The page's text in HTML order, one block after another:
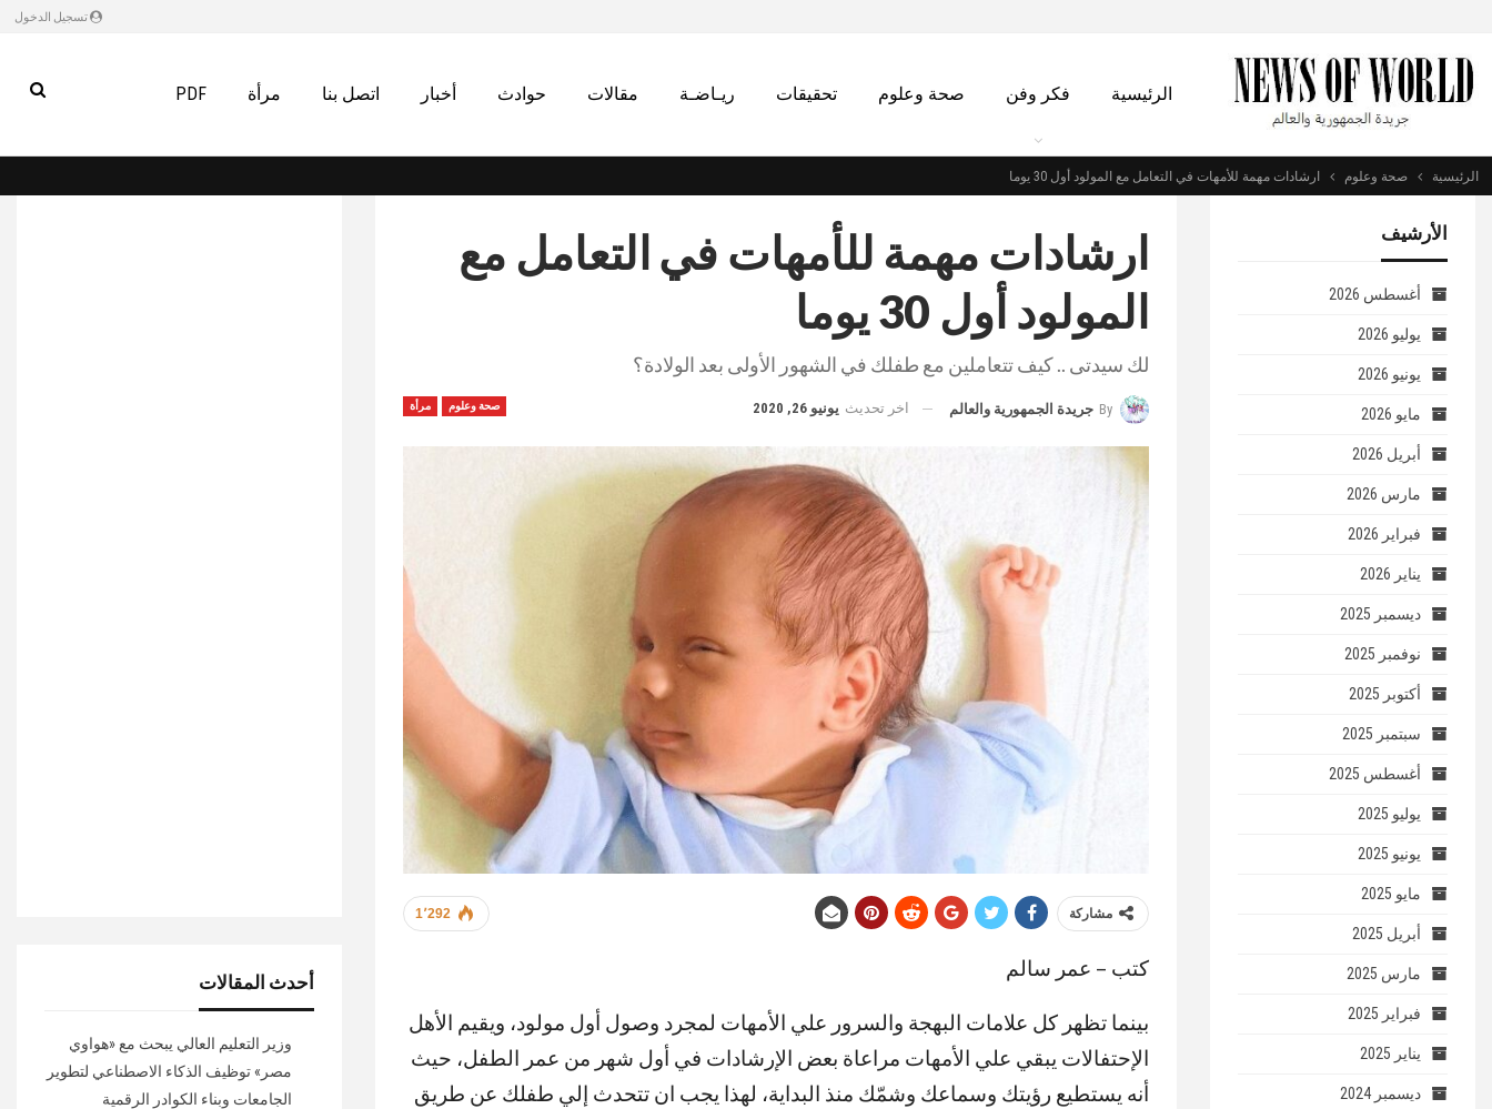
تسجيل الدخول
الرئيسية فكر وفن صحة وعلوم تحقيقات ريـاضـة مقالات حوادث أخبار اتصل بنا مرأة PDF
الرئيسية صحة وعلوم ارشادات مهمة للأمهات في التعامل مع المولود أول 30 يوما
ارشادات مهمة للأمهات في التعامل مع
المولود أول 30 يوما
لك سيدتى .. كيف تتعاملين مع طفلك في الشهور الأولى بعد الولادة؟
صحة وعلوم مرأة By جريدة الجمهورية والعالم اخر تحديث يونيو 26, 2020
1٬292 مشاركة
كتب – عمر سالم
بينما تظهر كل علامات البهجة والسرور علي الأمهات لمجرد وصول أول مولود، ويقيم الأهل
الإحتفالات يبقي علي الأمهات مراعاة بعض الإرشادات في أول شهر من عمر الطفل، حيث
أنه يستطيع رؤيتك وسماعك وشمّك منذ البداية، لهذا يجب ان تتحدث إلي طفلك عن طريق
أحدث المقالات
وزير التعليم العالي يبحث مع «هواوي
مصر» توظيف الذكاء الاصطناعي لتطوير
الجامعات وبناء الكوادر الرقمية
الأرشيف
أغسطس 2026
يوليو 2026
يونيو 2026
مايو 2026
أبريل 2026
مارس 2026
فبراير 2026
يناير 2026
ديسمبر 2025
نوفمبر 2025
أكتوبر 2025
سبتمبر 2025
أغسطس 2025
يوليو 2025
يونيو 2025
مايو 2025
أبريل 2025
مارس 2025
فبراير 2025
يناير 2025
ديسمبر 2024